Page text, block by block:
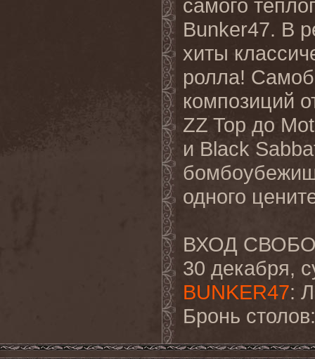
самого
Bunker47. В
хиты
ролла!
композиций
ZZ Top до
и Black
одного
ВХОД
30 декабря,
BUNKER47:
Бронь